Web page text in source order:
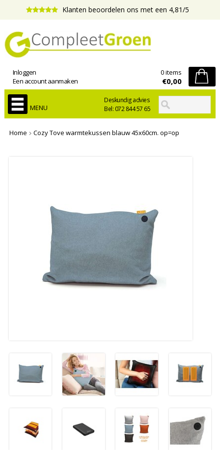
Klanten beoordelen ons met een 4,81/5
Deskundig advies
Bel: 072 844 57 65
Inloggen
Een account aanmaken
0 items
€0,00
MENU
Home Cozy Tove warmtekussen blauw 45x60cm. op=op